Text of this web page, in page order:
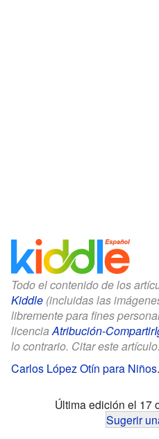
Todo el contenido de los
Kiddle (incluidas las
libremente para fines
licenciaAtribución-
lo contrario. Citar este
Carlos López Otín para Niños.
Última edición el 17
Sugerir